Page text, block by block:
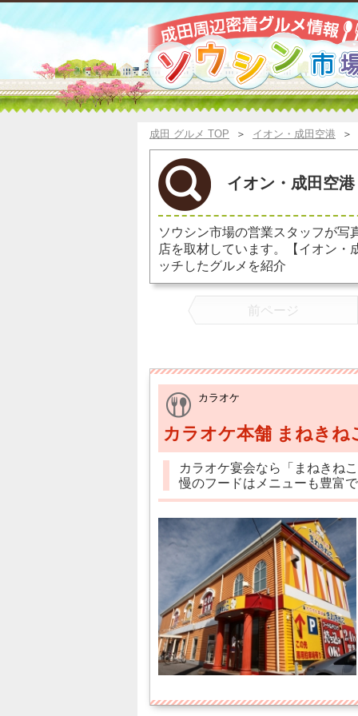
成田 グルメ TOP ＞ イオン・成田空港 ＞
イオン・成田空港
ソウシン市場の営業スタッフが写
店を取材しています。【イオン・
ッチしたグルメを紹介
前ページ
カラオケ
カラオケ本舗 まねき
カラオケ宴会なら「まねきね
慢のフードはメニューも豊富